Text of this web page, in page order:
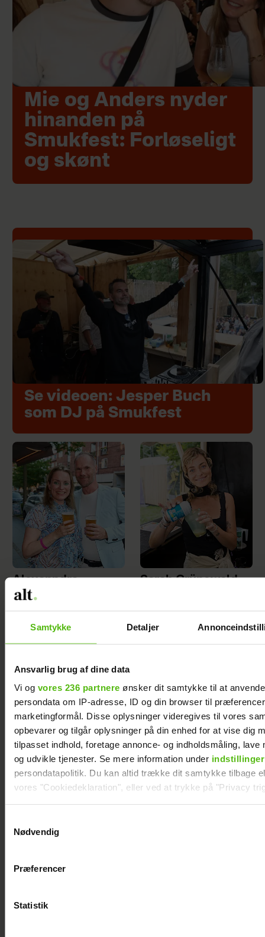
Samtykke Detaljer
Ansvarlig brug af dine data
Vi og vores 236 partnere ønsker dit samtykke til at
persondata om IP-adresse, ID og din browser til
marketingformål. Disse oplysninger videregives til vores
opbevarer og tilgår oplysninger på din enhed for at vise dig
tilpasset indhold, foretage annonce- og indholdsmåling, lave
og udvikle tjenester. Se mere information under indstillinger
persondatapolitik. Du kan altid trække dit samtykke tilbage
vores "Cookiedeklaration", eller ved at trykke på "Privacy
Vi anvender egne cookies og cookies fra tredjeparter til at
generere statistik og huske dine præferencer samt til brug
Nødvendig
Præferencer
Statistik
Mie og Anders nyder
hinanden på
Smukfest: Forløseligt
og skønt
Se videoen: Jesper Buch
som DJ på Smukfest
Alexanndra
Christensen
afslører
familieforøgelse
Sarah Grünewald
program: Vi
mangler respekten
for de ældre
Se videoen: Simon Kvamm overrasker med